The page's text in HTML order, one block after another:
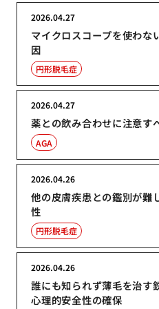
マイクロスコープを使わな
因
2026.04.27
円形脱毛症
薬との飲み合わせに注意す
2026.04.27
AGA
他の皮膚疾患との鑑別が難
性
2026.04.26
円形脱毛症
誰にも知られず薄毛を治す
心理的安全性の確保
2026.04.26